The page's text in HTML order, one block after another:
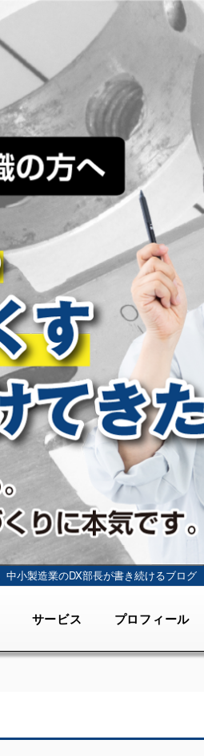
中小製造業のDX部長が書き続けるブログ
サービス プロフィール